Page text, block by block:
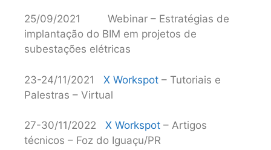
25/09/2021 Webinar – Estratégias de
implantação do BIM em projetos de
subestações elétricas
23-24/11/2021 X Workspot – Tutoriais e
Palestras – Virtual
27-30/11/2022 X Workspot – Artigos
técnicos – Foz do Iguaçu/PR